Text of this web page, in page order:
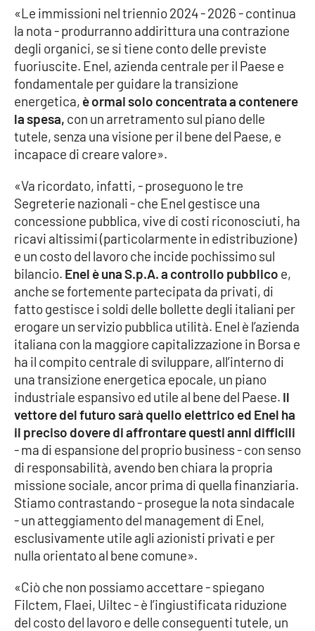
Cultura
Economia e Lavoro
Politica
Sanità
Sport
RUBRICHE
Good Morning Vietnam
Parchi Marini Calabria
Leggendo Alvaro insieme
Imprese Di Calabria
Le perfidie di Antonella Grippo
Venti di comunicazione
STREAMING
LaC TV
LaC Network
«Le immissioni nel triennio 2024 - 2026 - continua
la nota - produrranno addirittura una contrazione
degli organici, se si tiene conto delle previste
fuoriuscite. Enel, azienda centrale per il Paese e
fondamentale per guidare la transizione
energetica, è ormai solo concentrata a contenere
la spesa, con un arretramento sul piano delle
tutele, senza una visione per il bene del Paese, e
incapace di creare valore».
«Va ricordato, infatti, - proseguono le tre
Segreterie nazionali - che Enel gestisce una
concessione pubblica, vive di costi riconosciuti, ha
ricavi altissimi (particolarmente in edistribuzione)
e un costo del lavoro che incide pochissimo sul
bilancio. Enel è una S.p.A. a controllo pubblico e,
anche se fortemente partecipata da privati, di
fatto gestisce i soldi delle bollette degli italiani per
erogare un servizio pubblica utilità. Enel è l’azienda
italiana con la maggiore capitalizzazione in Borsa e
ha il compito centrale di sviluppare, all’interno di
una transizione energetica epocale, un piano
industriale espansivo ed utile al bene del Paese. Il
vettore del futuro sarà quello elettrico ed Enel ha
il preciso dovere di affrontare questi anni difficili
- ma di espansione del proprio business - con senso
di responsabilità, avendo ben chiara la propria
missione sociale, ancor prima di quella finanziaria.
Stiamo contrastando - prosegue la nota sindacale
- un atteggiamento del management di Enel,
esclusivamente utile agli azionisti privati e per
nulla orientato al bene comune».
«Ciò che non possiamo accettare - spiegano
Filctem, Flaei, Uiltec - è l’ingiustificata riduzione
del costo del lavoro e delle conseguenti tutele, un